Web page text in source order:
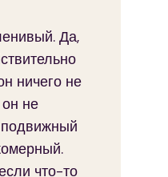
Да,
ничего не
не
подвижный
что-то